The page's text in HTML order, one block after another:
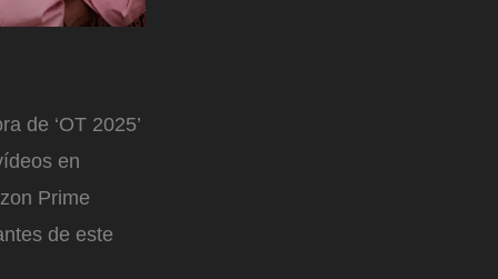
de ‘OT 2025’
en
Prime
de este